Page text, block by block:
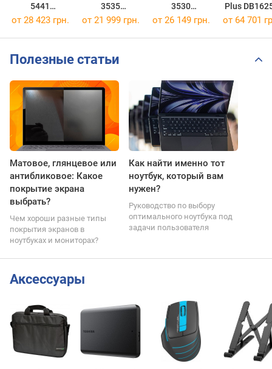
5441
[I14-5441421001602SA]
3535
[i3535-A813BLK-PUS]
3530
[LDC15250-5434BLK-PUS]
Plus
[LDB16250-
от 28 423 грн. от 21 999 грн. от 26 149 грн. от 64 701
Полезные статьи
Матовое, глянцевое или
антибликовое: Какое
покрытие экрана
выбрать?
Чем хороши разные типы
покрытия экранов в
ноутбуках и мониторах?
Как найти именно тот
ноутбук, который вам
нужен?
Руководство по выбору
оптимального ноутбука под
задачи пользователя
Аксессуары